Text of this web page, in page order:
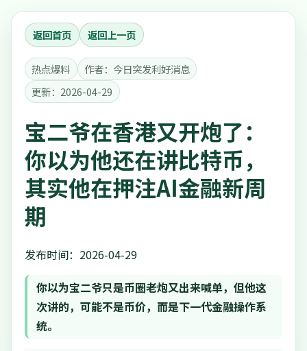
返回首页 返回上一页
热点爆料
作者：今日突发利好消息
更新：2026-04-29
宝二爷在香港又开炮了：
你以为他还在讲比特币，
其实他在押注AI金融新周
期
发布时间：2026-04-29
你以为宝二爷只是币圈老炮又出来喊单，但他这
次讲的，可能不是币价，而是下一代金融操作系
统。